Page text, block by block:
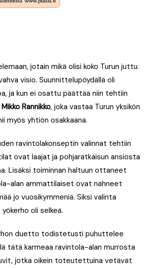
jotain mikä olisi koko Turun juttu.
visio. Suunnittelupöydällä oli
ja kun ei osattu päättää niin tehtiin
Mikko Rannikko, joka vastaa Turun yksikön
myös yhtiön osakkaana.
ravintolakonseptin valinnat tehtiin
ovat laajat ja pohjaratkaisun ansiosta
Lisäksi toiminnan haltuun ottaneet
alan ammattilaiset ovat nähneet
jo vuosikymmeniä. Siksi valinta
oli selkeä.
duetto todistetusti puhuttelee
tätä karmeaa ravintola-alan murrosta
jotka oikein toteutettuina vetävät